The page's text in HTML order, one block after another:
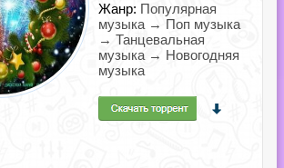
Жанр: Популярная
музыка → Поп музыка
→ Танцевальная
музыка → Новогодняя
музыка